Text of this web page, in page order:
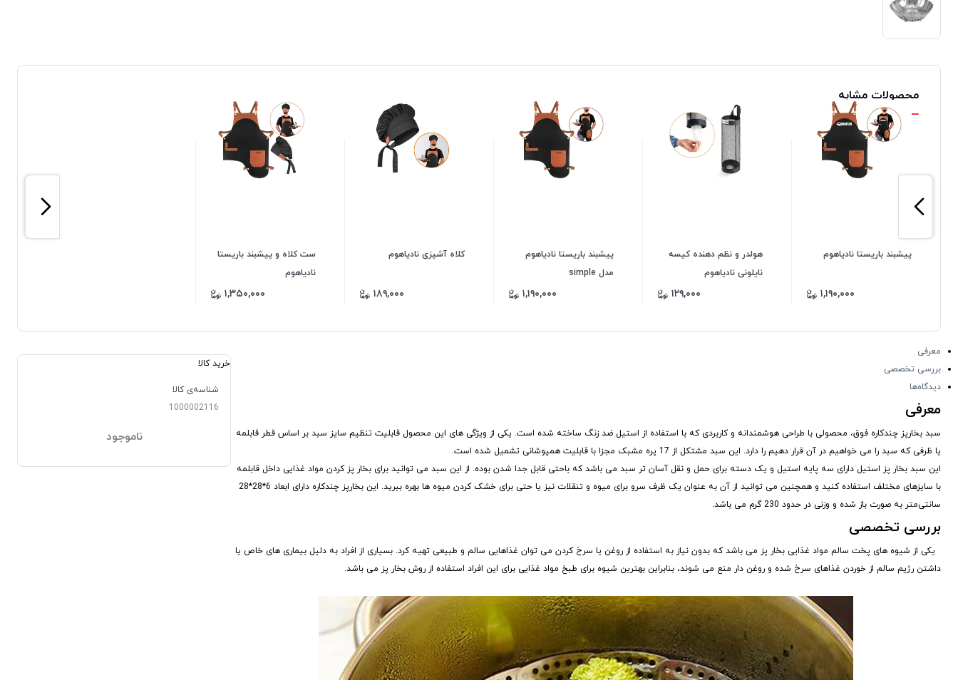
محصولات مشابه
پیشبند باریستا نادیاهوم
۱,۱۹۰,۰۰۰
هولدر و نظم دهنده کیسه
نایلونی نادیاهوم
۱۲۹,۰۰۰
پیشبند باریستا نادیاهوم
مدل simple
۱,۱۹۰,۰۰۰
کلاه آشپزی نادیاهوم
۱۸۹,۰۰۰
ست کلاه و پیشبند باریستا
نادیاهوم
۱,۳۵۰,۰۰۰
معرفی
بررسی تخصصی
دیدگاه‌ها
معرفی
سبد بخارپز چندکاره فوق، محصولی با طراحی هوشمندانه و کاربردی که با استفاده از استیل ضد زنگ ساخته شده است. یکی از ویژگی های این محصول قابلیت تنظیم سایز سبد بر اساس قطر قابلمه
یا ظرفی که سبد را می خواهیم در آن قرار دهیم را دارد. این سبد مشتکل از 17 پره مشبک مجزا با قابلیت همپوشانی تشمیل شده است.
این سبد بخار پز استیل دارای سه پایه استیل و یک دسته برای حمل و نقل آسان تر سبد می باشد که باحتی قابل جدا شدن بوده. از این سبد می توانید برای بخار پز کردن مواد غذایی داخل قابلمه
با سایزهای مختلف استفاده کنید و همچنین می توانید از آن به عنوان یک ظرف سرو برای میوه و تنقلات نیز یا حتی برای خشک کردن میوه ها بهره ببرید. این بخارپز چندکاره دارای ابعاد 6*28*28
سانتی‌متر به صورت باز شده و وزنی در حدود 230 گرم می باشد.
بررسی تخصصی
یکی از شیوه های پخت سالم مواد غذایی بخار پز می باشد که بدون نیاز به استفاده از روغن یا سرخ کردن می توان غذاهایی سالم و طبیعی تهیه کرد. بسیاری از افراد به دلیل بیماری های خاص یا
داشتن رژیم سالم از خوردن غذاهای سرخ شده و روغن دار منع می شوند، بنابراین بهترین شیوه برای طبخ مواد غذایی برای این افراد استفاده از روش بخار پز می باشد.
خرید کالا
شناسه‌ی کالا
1000002116
ناموجود